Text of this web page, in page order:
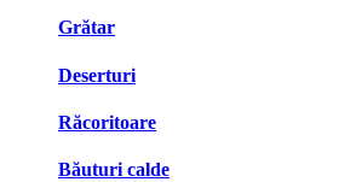
Grătar
Deserturi
Răcoritoare
Băuturi calde